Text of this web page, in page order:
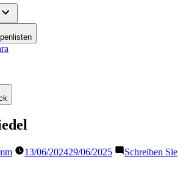
13/06/202429/06/2025
Schreiben Sie